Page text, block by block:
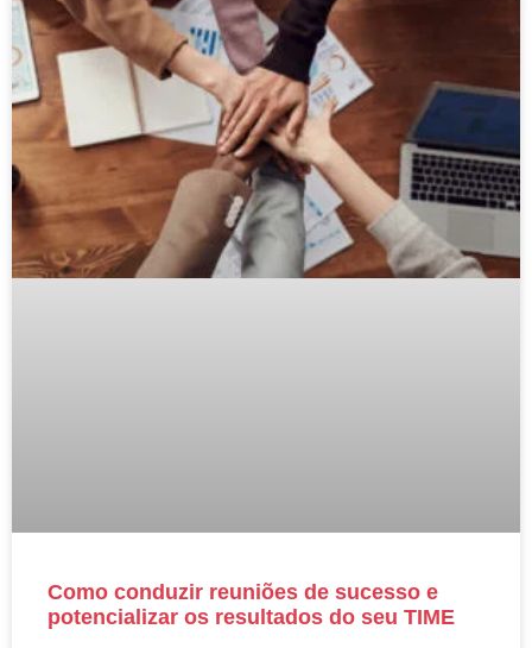
Como conduzir reuniões de sucesso e
potencializar os resultados do seu TIME